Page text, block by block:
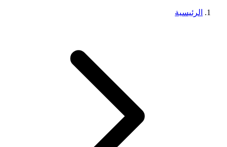
الرئيسية